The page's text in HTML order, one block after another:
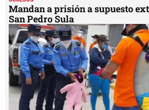
Mandan a prisión a supuesto
San Pedro Sula